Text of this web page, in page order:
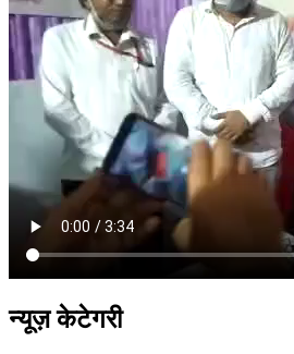
न्यूज़ केटेगरी